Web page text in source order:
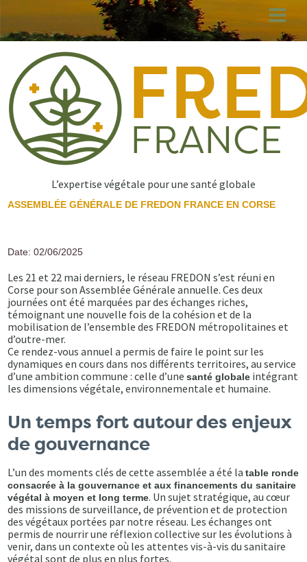
au
principal
L’expertise végétale pour une santé globale
ASSEMBLÉE GÉNÉRALE DE FREDON FRANCE EN CORSE
Date: 02/06/2025
Les 21 et 22 mai derniers, le réseau FREDON s’est réuni en
Corse pour son Assemblée Générale annuelle. Ces deux
journées ont été marquées par des échanges riches,
témoignant une nouvelle fois de la cohésion et de la
mobilisation de l’ensemble des FREDON métropolitaines et
d’outre-mer.
Ce rendez-vous annuel a permis de faire le point sur les
dynamiques en cours dans nos différents territoires, au service
d’une ambition commune : celle d’unesanté globale intégrant
les dimensions végétale, environnementale et humaine.
Un temps fort autour des enjeux
de gouvernance
L’un des moments clés de cette assemblée a été latable ronde
consacrée à la gouvernance et aux financements du sanitaire
végétal à moyen et long terme. Un sujet stratégique, au cœur
des missions de surveillance, de prévention et de protection
des végétaux portées par notre réseau. Les échanges ont
permis de nourrir une réflexion collective sur les évolutions à
venir, dans un contexte où les attentes vis-à-vis du sanitaire
végétal sont de plus en plus fortes.